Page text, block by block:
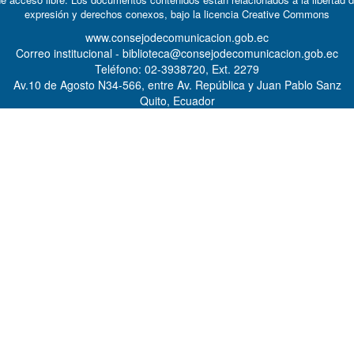
expresión y derechos conexos, bajo la licencia Creative Commons
www.consejodecomunicacion.gob.ec
Correo institucional - biblioteca@consejodecomunicacion.gob.ec
Teléfono: 02-3938720, Ext. 2279
Av.10 de Agosto N34-566, entre Av. República y Juan Pablo Sanz
Quito, Ecuador